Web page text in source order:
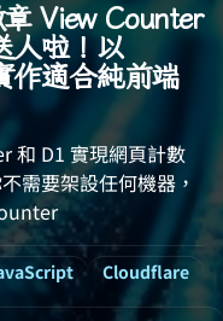
View Counter
啦！以
作適合純前端
和 D1 實現網頁計數
需要架設任何機器，
Cloudflare